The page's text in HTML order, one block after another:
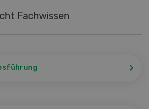
Fachwissen